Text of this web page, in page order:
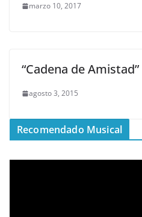
marzo 10, 2017
“Cadena de Amistad”
agosto 3, 2015
Recomendado Musical